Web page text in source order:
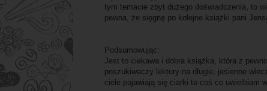
tym temacie zbyt dużego doświadczenia, to
pewna, że sięgnę po kolejne książki pani
Podsumowując:
Jest to ciekawa i dobra książka, która z
poszukiwaczy lektury na długie, jesienne
ciele pojawiają się ciarki to coś co uwielbiam